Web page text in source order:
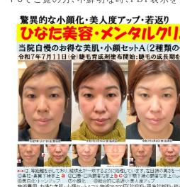
さい。アシストいたします。
2025.02.07
令和７年年始 超特別キャンペー
水曜日午後限定、当院自慢の「
Ｂ」をそれぞれ19,800円(通常
(通常価格26,800円)にて提供し
にて終了致します。
2025.01.17
肝斑のために全顔の美容施術を
「お得な美肌・小顔セット」ま